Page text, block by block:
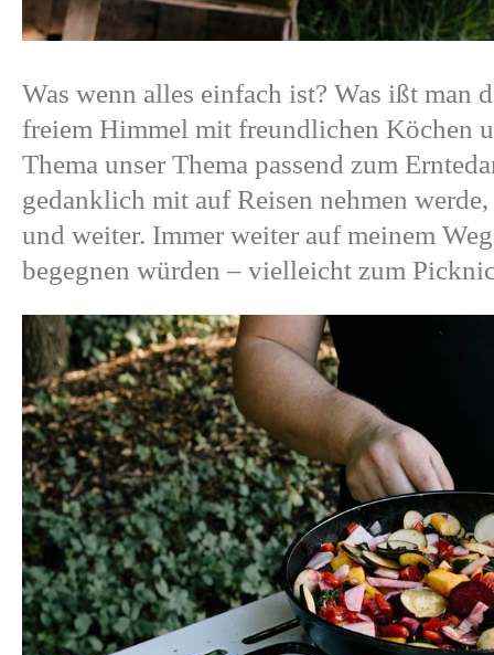
Was wenn alles einfach ist? Was ißt man
freiem Himmel mit freundlichen Köchen
Thema unser Thema passend zum
gedanklich mit auf Reisen nehmen
und weiter. Immer weiter auf meinem
begegnen würden – vielleicht zum